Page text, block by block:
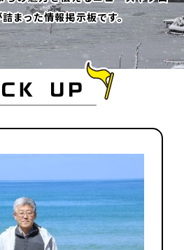
まった情報掲示板です。